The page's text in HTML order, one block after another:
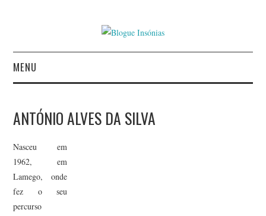
MENU
AUTORES
CONTACTO
POLÍTICA DE
ANTÓNIO ALVES DA SILVA
Nasceu em
1962, em
Lamego, onde
fez o seu
percurso